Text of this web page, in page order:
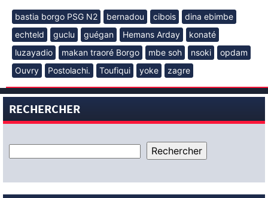
bastia borgo PSG N2 bernadou cibois
dina ebimbe
echteld
guclu guégan Hemans Arday
konaté
luzayadio
makan traoré Borgo mbe soh nsoki
opdam
Ouvry
Postolachi. Toufiqui yoke zagre
RECHERCHER